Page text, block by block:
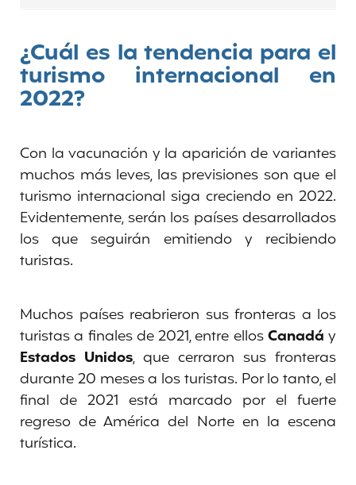
¿Cuál es la tendencia para el
turismo internacional en
2022?
Con la vacunación y la aparición de variantes
muchos más leves, las previsiones son que el
turismo internacional siga creciendo en 2022.
Evidentemente, serán los países desarrollados
los que seguirán emitiendo y recibiendo
turistas.
Muchos países reabrieron sus fronteras a los
turistas a finales de 2021, entre ellosCanadá y
Estados Unidos, que cerraron sus fronteras
durante 20 meses a los turistas. Por lo tanto, el
final de 2021 está marcado por el fuerte
regreso de América del Norte en la escena
turística.